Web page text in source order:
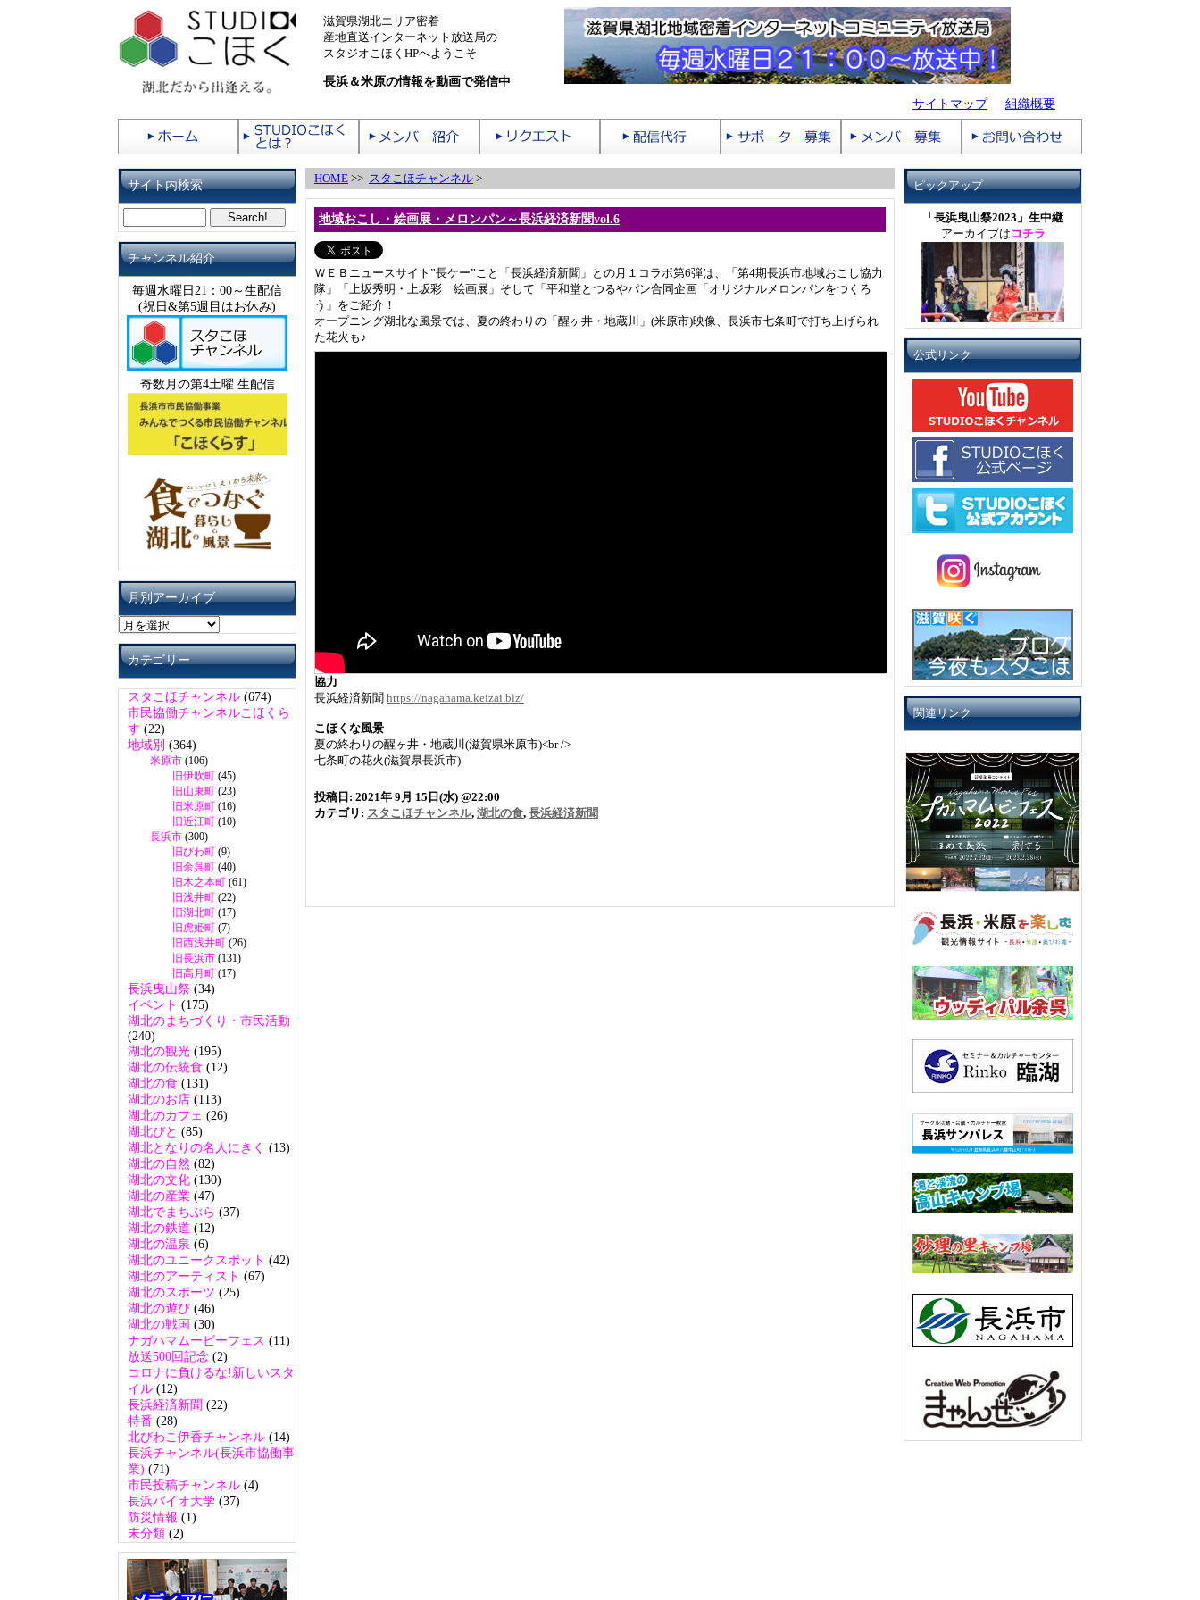
滋賀県湖北エリア密着
産地直送インターネット放送局の
スタジオこほくHPへようこそ
長浜＆米原の情報を動画で発信中
サイトマップ
組織概要
サイト内検索
チャンネル紹介
毎週水曜日21：00～生配信
(祝日&第5週目はお休み)
奇数月の第4土曜 生配信
月別アーカイブ
月
別
ア
カ
イ
ブ
カテゴリー
スタこほチャンネル (674)
市民協働チャンネルこほくら
す (22)
地域別 (364)
米原市 (106)
旧伊吹町 (45)
旧山東町 (23)
旧米原町 (16)
旧近江町 (10)
長浜市 (300)
旧びわ町 (9)
旧余呉町 (40)
旧木之本町 (61)
旧浅井町 (22)
旧湖北町 (17)
旧虎姫町 (7)
旧西浅井町 (26)
旧長浜市 (131)
旧高月町 (17)
長浜曳山祭 (34)
イベント (175)
湖北のまちづくり・市民活動
(240)
湖北の観光 (195)
湖北の伝統食 (12)
湖北の食 (131)
湖北のお店 (113)
湖北のカフェ (26)
湖北びと (85)
湖北となりの名人にきく (13)
湖北の自然 (82)
湖北の文化 (130)
湖北の産業 (47)
湖北でまちぶら (37)
湖北の鉄道 (12)
湖北の温泉 (6)
湖北のユニークスポット (42)
湖北のアーティスト (67)
湖北のスポーツ (25)
湖北の遊び (46)
湖北の戦国 (30)
ナガハマムービーフェス (11)
放送500回記念 (2)
コロナに負けるな!新しいスタ
イル (12)
長浜経済新聞 (22)
特番 (28)
北びわこ伊香チャンネル (14)
長浜チャンネル(長浜市協働事
業) (71)
市民投稿チャンネル (4)
長浜バイオ大学 (37)
防災情報 (1)
未分類 (2)
ピックアップ
「長浜曳山祭2023」生中継
アーカイブは コチラ
公式リンク
関連リンク
HOME >> スタこほチャンネル >
地域おこし・絵画展・メロンパン～長浜経済新聞vol.6
ＷＥＢニュースサイト”長ケー”こと「長浜経済新聞」との月１コラボ第6弾は、「第4期長浜市地域おこし協力
隊」「上坂秀明・上坂彩 絵画展」そして「平和堂とつるやパン合同企画「オリジナルメロンパンをつくろ
う」をご紹介！
オープニング湖北な風景では、夏の終わりの「醒ヶ井・地蔵川」(米原市)映像、長浜市七条町で打ち上げられ
た花火も♪
協力
長浜経済新聞 https://nagahama.keizai.biz/
こほくな風景
夏の終わりの醒ヶ井・地蔵川(滋賀県米原市)<br />
七条町の花火(滋賀県長浜市)
投稿日: 2021年 9月 15日(水) @22:00
カテゴリ: スタこほチャンネル, 湖北の食, 長浜経済新聞